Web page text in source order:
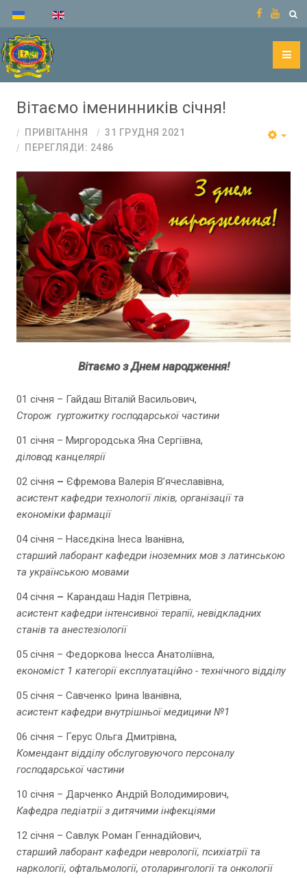
Вітаємо іменинників січня!
ПРИВІТАННЯ
31 ГРУДНЯ 2021
ПЕРЕГЛЯДИ: 2486
Вітаємо з Днем народження!
01 січня – Гайдаш Віталій Васильович,
Сторож гуртожитку господарської частини
01 січня – Миргородська Яна Сергіївна,
діловод канцелярії
02 січня – Єфремова Валерія В’ячеславівна,
асистент кафедри технології ліків, організації та
економіки фармації
04 січня – Насєдкіна Інеса Іванівна,
старший лаборант кафедри іноземних мов з латинською
та українською мовами
04 січня – Карандаш Надія Петрівна,
асистент кафедри інтенсивної терапії, невідкладних
станів та анестезіології
05 січня – Федоркова Інесса Анатоліївна,
економіст 1 категорії експлуатаційно - технічного відділу
05 січня – Савченко Ірина Іванівна,
асистент кафедри внутрішньої медицини №1
06 січня – Герус Ольга Дмитрівна,
Комендант відділу обслуговуючого персоналу
господарської частини
10 січня – Дарченко Андрій Володимирович,
Кафедра педіатрії з дитячими інфекціями
12 січня – Савлук Роман Геннадійович,
старший лаборант кафедри неврології, психіатрії та
наркології, офтальмології, отоларингології та онкології